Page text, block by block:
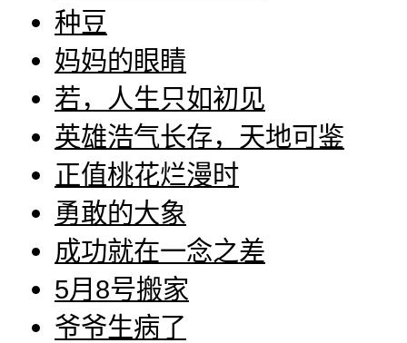
种豆
妈妈的眼睛
若，人生只如初见
英雄浩气长存，天地可鉴
正值桃花烂漫时
勇敢的大象
成功就在一念之差
5月8号搬家
爷爷生病了